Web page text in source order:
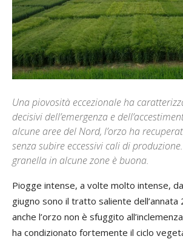
Una piovosità eccezionale ha
decisivi dell’emergenza e
alcune aree del Nord, l’orzo ha
senza subire eccessivi cali di
granella in alcune zone è buona.
Piogge intense, a volte molto intense,
giugno sono il tratto saliente
anche l’orzo non è sfuggito
ha condizionato fortemente il ciclo